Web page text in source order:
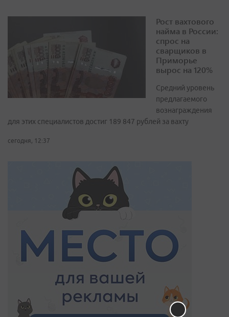
Рост вахтового
найма в России:
спрос на
сварщиков в
Приморье
вырос на 120%
Средний уровень
предлагаемого
вознаграждения
для этих специалистов достиг 189 847 рублей за вахту
сегодня, 12:37